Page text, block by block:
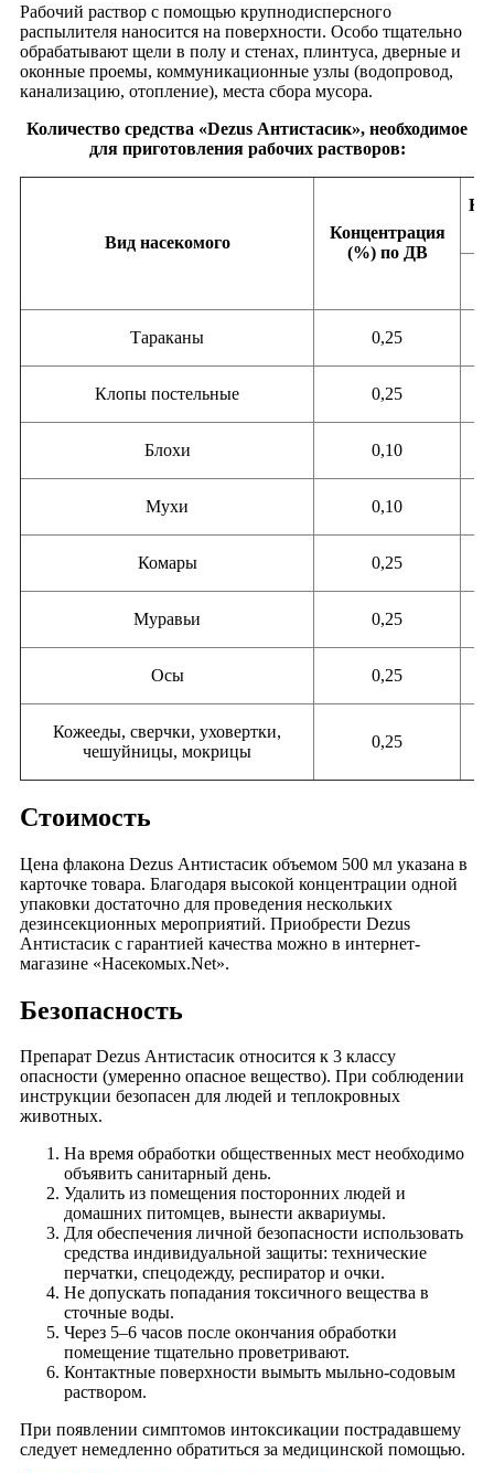
Рабочий раствор с помощью крупнодисперсного
распылителя наносится на поверхности. Особо тщательно
обрабатывают щели в полу и стенах, плинтуса, дверные и
оконные проемы, коммуникационные узлы (водопровод,
канализацию, отопление), места сбора мусора.
Количество средства «Dezus Антистасик», необходимое
для приготовления рабочих растворов:
Вид насекомого
Концентрация
(%) по ДВ
Тараканы 0,25
Клопы постельные 0,25
Блохи 0,10
Мухи 0,10
Комары 0,25
Муравьи 0,25
Осы 0,25
Кожееды, сверчки, уховертки,
чешуйницы, мокрицы
0,25
Стоимость
Цена флакона Dezus Антистасик объемом 500 мл указана в
карточке товара. Благодаря высокой концентрации одной
упаковки достаточно для проведения нескольких
дезинсекционных мероприятий. Приобрести Dezus
Антистасик с гарантией качества можно в интернет-
магазине «Насекомых.Net».
Безопасность
Препарат Dezus Антистасик относится к 3 классу
опасности (умеренно опасное вещество). При соблюдении
инструкции безопасен для людей и теплокровных
животных.
На время обработки общественных мест необходимо
объявить санитарный день.
Удалить из помещения посторонних людей и
домашних питомцев, вынести аквариумы.
Для обеспечения личной безопасности использовать
средства индивидуальной защиты: технические
перчатки, спецодежду, респиратор и очки.
Не допускать попадания токсичного вещества в
сточные воды.
Через 5–6 часов после окончания обработки
помещение тщательно проветривают.
Контактные поверхности вымыть мыльно-содовым
раствором.
При появлении симптомов интоксикации пострадавшему
следует немедленно обратиться за медицинской помощью.